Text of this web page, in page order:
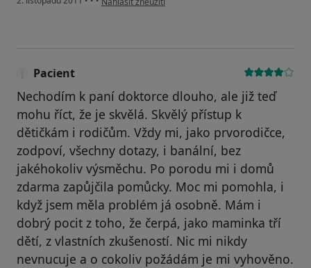
Pacient
Nechodím k paní doktorce dlouho, ale již teď
mohu říct, že je skvělá. Skvělý přístup k
dětičkám i rodičům. Vždy mi, jako prvorodičce,
zodpoví, všechny dotazy, i banální, bez
jakéhokoliv výsměchu. Po porodu mi i domů
zdarma zapůjčila pomůcky. Moc mi pomohla, i
když jsem měla problém já osobně. Mám i
dobrý pocit z toho, že čerpá, jako maminka tří
dětí, z vlastních zkušeností. Nic mi nikdy
nevnucuje a o cokoliv požádám je mi vyhověno.